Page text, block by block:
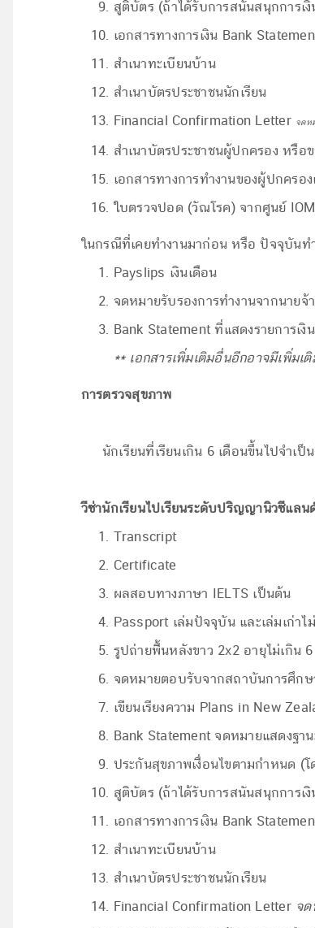
สูติบัตร (ถ้าได้รับการสนันสนุกการเ
เอกสารทางการเงิน Bank
สำเนาทะเบียนบ้าน
สำเนาบัตรประชาชนนักเรียน
Financial Confirmation Letter จดห
สำเนาบัตรประชาชนผู้ปกครอง หรือ
เอกสารทางการทำงานของผู้ปกคร
ใบตรวจปอด (วัณโรค) จากศูนย์ IOM
ในกรณีที่เคยทำงานมาก่อน หรือ ปัจจุบันท
Payslips เงินเดือน
จดหมายรับรองการทำงานจากนายจ้
Bank Statement ที่แสดงรายการเงิ
** เอกสารเพิ่มเติมอื่นอีกอาจมีเพิ่ม
การตรวจสุขภาพ
นักเรียนที่เรียนเกิน 6 เดือนขึ้นไปจำเป็
วีซ่านักเรียนไปเรียนระดับปริญญานิวซีแลน
Transcript
Certificate
ผลสอบทางภาษา IELTS เป็นต้น
Passport เล่มปัจจุบัน และเล่มเก่าไ
รูปถ่ายพื้นหลังขาว 2x2 อายุไม่เกิน
จดหมายตอบรับจากสถาบันการศึกษ
เขียนเรียงความ Plans in New
Bank Statement จดหมายแสดงฐา
ประกันสุขภาพเงื่อนไขตามกำหนด (
สูติบัตร (ถ้าได้รับการสนันสนุกการเ
เอกสารทางการเงิน Bank
สำเนาทะเบียนบ้าน
สำเนาบัตรประชาชนนักเรียน
Financial Confirmation Letter จด